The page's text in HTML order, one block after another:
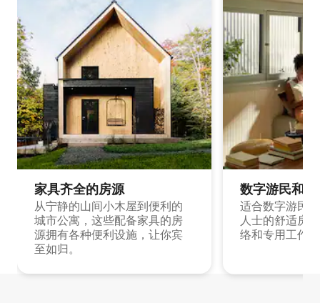
家具齐全的房源
从宁静的山间小木屋到便利的
城市公寓，这些配备家具的房
源拥有各种便利设施，让你宾
至如归。
数字游民和
适合数字游民
人士的舒适房
络和专用工作